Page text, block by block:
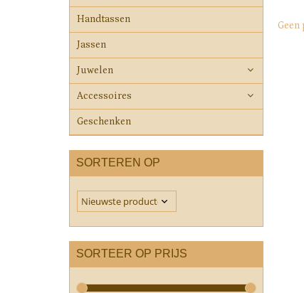
Handtassen
Jassen
Juwelen
Accessoires
Geschenken
SORTEREN OP
SORTEER OP PRIJS
Geen